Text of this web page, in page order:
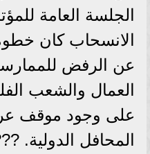
الجلسة العامة
الانسحاب كان خطوة
عن الرفض
العمال والشعب
على وجود موقف
المحافل الدولية.